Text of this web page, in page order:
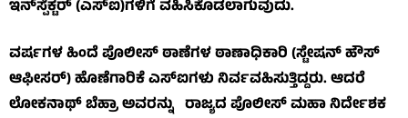
ಇನ್‌ಸ್ಪೆಕ್ಟರ್ (ಎಸ್‌ಐ)ಗಳಿಗೆ ವಹಿಸಿಕೊಡಲಾಗುವುದು.
ವರ್ಷಗಳ ಹಿಂದೆ ಪೊಲೀಸ್ ಠಾಣೆಗಳ ಠಾಣಾಧಿಕಾರಿ (ಸ್ಟೇಷನ್ ಹೌಸ್
ಆಫೀಸರ್) ಹೊಣೆಗಾರಿಕೆ ಎಸ್‌ಐಗಳು ನಿರ್ವವಹಿಸುತ್ತಿದ್ದರು. ಆದರೆ
ಲೋಕನಾಥ್ ಬೆಹ್ರಾ ಅವರನ್ನು ರಾಜ್ಯದ ಪೊಲೀಸ್ ಮಹಾ ನಿರ್ದೇಶಕ